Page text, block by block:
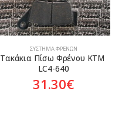
ΣΎΣΤΗΜΑ ΦΡΈΝΩΝ
Τακάκια Πίσω Φρένου KTM
LC4-640
31.30€